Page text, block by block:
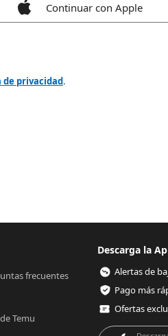
Continuar con Apple
de privacidad.
frecuentes
Temu
Descarga la
Ofertas